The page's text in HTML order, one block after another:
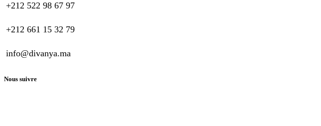
+212 522 98 67 97
+212 661 15 32 79
info@divanya.ma
Nous suivre